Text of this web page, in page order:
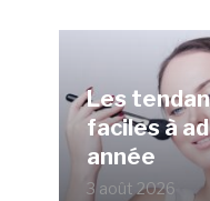
Les
faciles à
année
3 août 2026